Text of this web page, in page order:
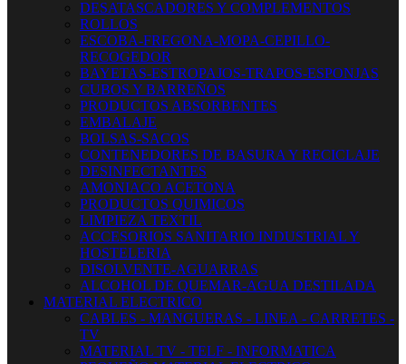
DESATASCADORES Y COMPLEMENTOS
ROLLOS
ESCOBA-FREGONA-MOPA-CEPILLO-
RECOGEDOR
BAYETAS-ESTROPAJOS-TRAPOS-ESPONJAS
CUBOS Y BARREÑOS
PRODUCTOS ABSORBENTES
EMBALAJE
BOLSAS-SACOS
CONTENEDORES DE BASURA Y RECICLAJE
DESINFECTANTES
AMONIACO ACETONA
PRODUCTOS QUIMICOS
LIMPIEZA TEXTIL
ACCESORIOS SANITARIO INDUSTRIAL Y
HOSTELERIA
DISOLVENTE-AGUARRAS
ALCOHOL DE QUEMAR-AGUA DESTILADA
MATERIAL ELECTRICO
CABLES - MANGUERAS - LINEA - CARRETES -
TV
MATERIAL TV - TELF - INFORMATICA